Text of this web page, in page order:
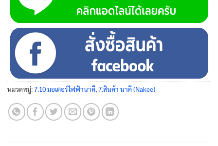
หมวดหมู่:7.10 มอเตอร์ไฟฟ้านาคี 7.สินค้า นาคี (Nakee)